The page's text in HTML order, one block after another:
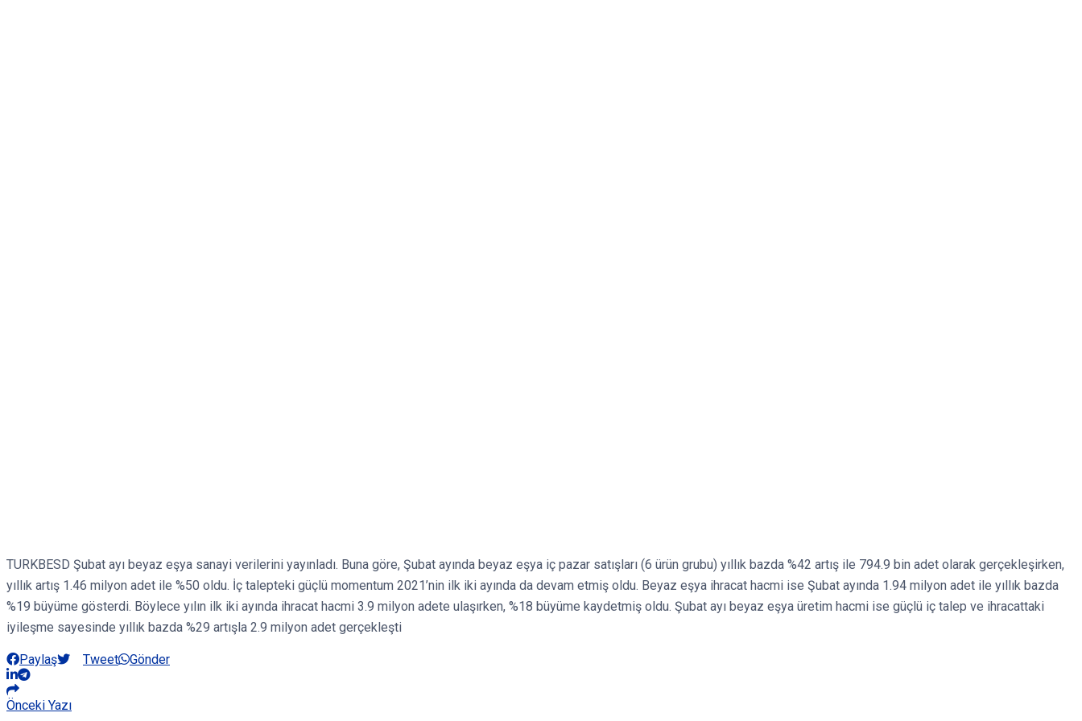
TURKBESD Şubat ayı beyaz eşya sanayi verilerini yayınladı. Buna göre, Şubat ayında beyaz eşya iç pazar satışları (6 ürün grubu) yıllık bazda %42 artış ile 794.9 bin adet olarak gerçekleşirken,
yıllık artış 1.46 milyon adet ile %50 oldu. İç talepteki güçlü momentum 2021’nin ilk iki ayında da devam etmiş oldu. Beyaz eşya ihracat hacmi ise Şubat ayında 1.94 milyon adet ile yıllık bazda
%19 büyüme gösterdi. Böylece yılın ilk iki ayında ihracat hacmi 3.9 milyon adete ulaşırken, %18 büyüme kaydetmiş oldu. Şubat ayı beyaz eşya üretim hacmi ise güçlü iç talep ve ihracattaki
iyileşme sayesinde yıllık bazda %29 artışla 2.9 milyon adet gerçekleşti
Paylaş Tweet Gönder
Önceki Yazı